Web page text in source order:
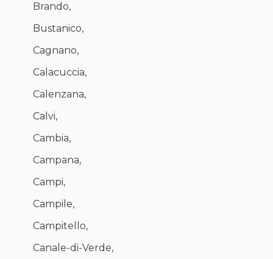
Brando,
Bustanico,
Cagnano,
Calacuccia,
Calenzana,
Calvi,
Cambia,
Campana,
Campi,
Campile,
Campitello,
Canale-di-Verde,